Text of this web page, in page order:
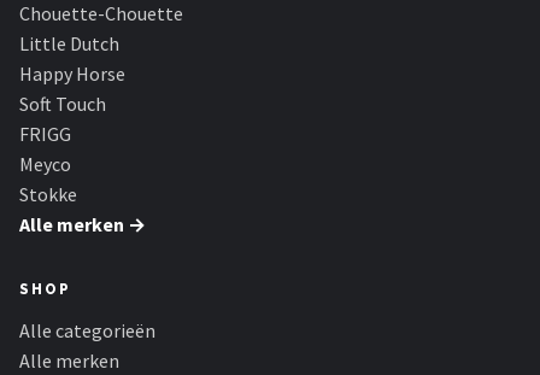
Chouette-Chouette
Little Dutch
Happy Horse
Soft Touch
FRIGG
Meyco
Stokke
Alle merken →
SHOP
Alle categorieën
Alle merken